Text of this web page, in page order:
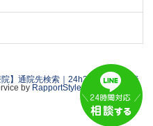
院】通院先検索｜24h365日無料相談
by RapportStyle.